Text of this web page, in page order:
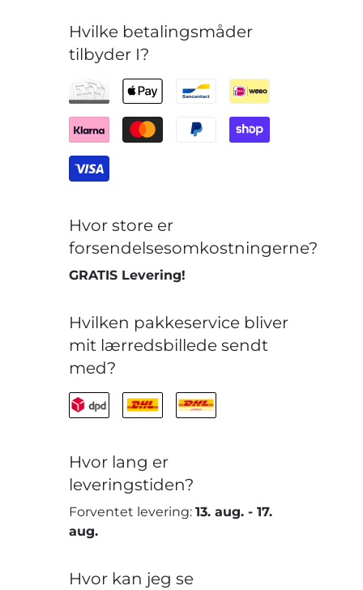
Hvilke betalingsmåder
tilbyder I?
Hvor store er
forsendelsesomkostningerne?
GRATIS Levering!
Hvilken pakkeservice bliver
mit lærredsbillede sendt
med?
Hvor lang er
leveringstiden?
Forventet levering:13. aug. -17.
aug.
Hvor kan jeg se